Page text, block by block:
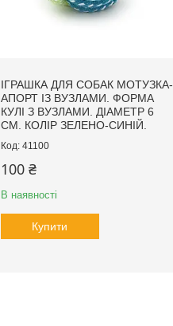
ІГРАШКА ДЛЯ СОБАК МОТУЗКА-
АПОРТ ІЗ ВУЗЛАМИ. ФОРМА
КУЛІ З ВУЗЛАМИ. ДІАМЕТР 6
СМ. КОЛІР ЗЕЛЕНО-СИНІЙ.
41100
100 ₴
В наявності
Купити